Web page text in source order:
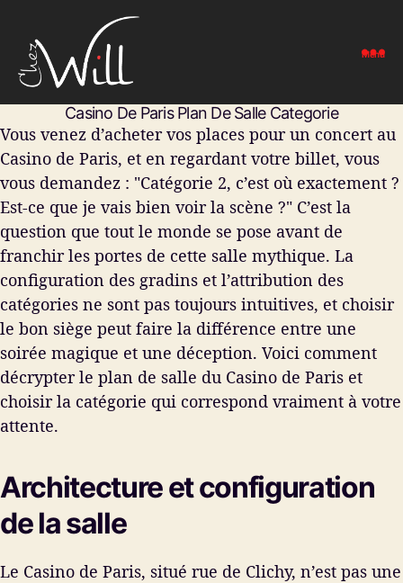
-
Restaurant
Drive-
Menu
Casino De Paris Plan De Salle Categorie
Vous venez d’acheter vos places pour un concert au
Casino de Paris, et en regardant votre billet, vous
vous demandez : "Catégorie 2, c’est où exactement ?
Est-ce que je vais bien voir la scène ?" C’est la
question que tout le monde se pose avant de
franchir les portes de cette salle mythique. La
configuration des gradins et l’attribution des
catégories ne sont pas toujours intuitives, et choisir
le bon siège peut faire la différence entre une
soirée magique et une déception. Voici comment
décrypter le plan de salle du Casino de Paris et
choisir la catégorie qui correspond vraiment à votre
attente.
Architecture et configuration
de la salle
Le Casino de Paris, situé rue de Clichy, n’est pas une